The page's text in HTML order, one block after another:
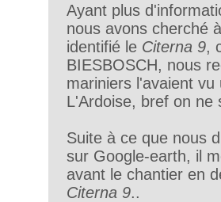
Ayant plus
nous avons cherché
identifié le Citerna 9,
BIESBOSCH, nous
mariniers l'avaient
L'Ardoise, bref on ne
Suite à ce que nous
sur Google-earth, il
avant le chantier en
Citerna 9..